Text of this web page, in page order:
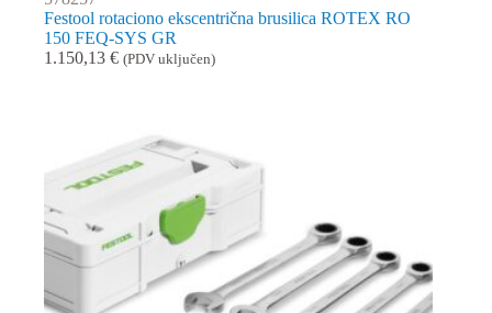
Festool rotaciono ekscentrična brusilica ROTEX RO
150 FEQ-SYS GR
1.150,13 € (PDV uključen)